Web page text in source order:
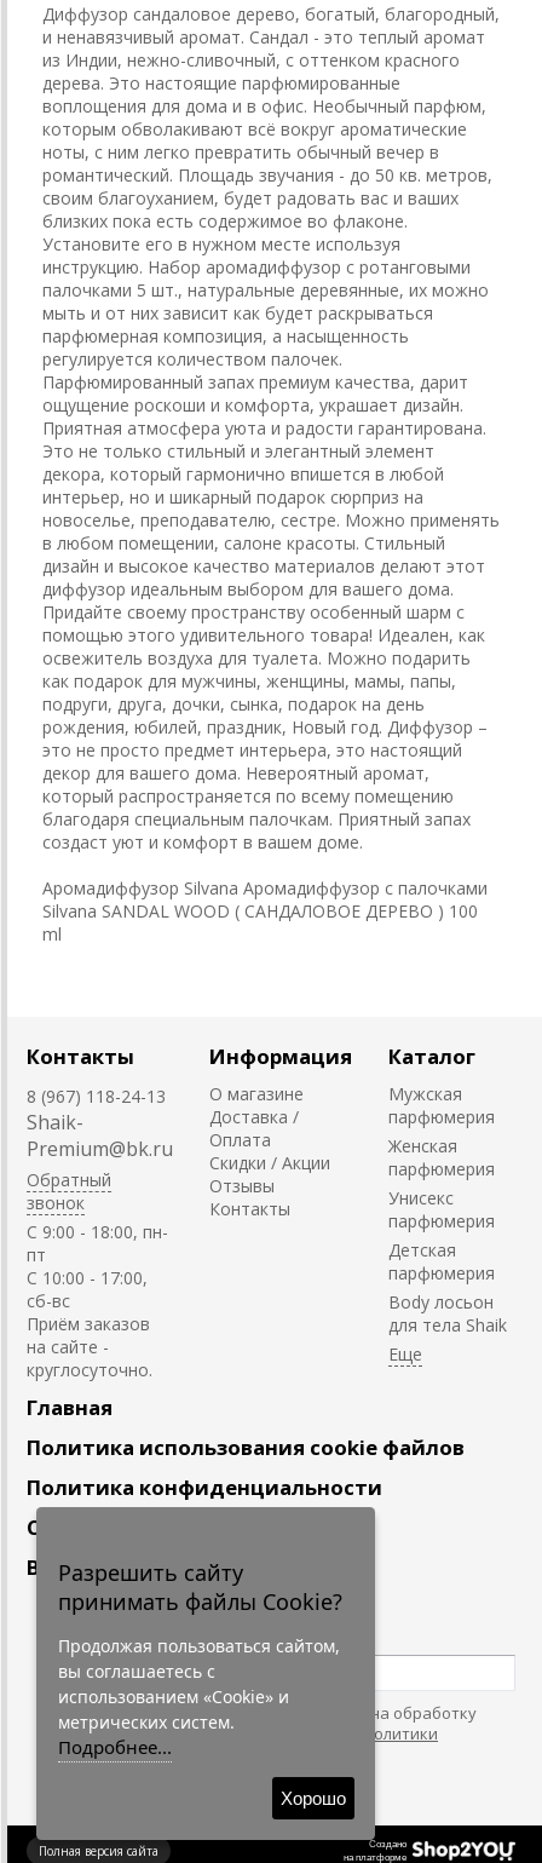
Диффузор сандаловое дерево, богатый, благородный,
и ненавязчивый аромат. Сандал - это теплый аромат
из Индии, нежно-сливочный, с оттенком красного
дерева. Это настоящие парфюмированные
воплощения для дома и в офис. Необычный парфюм,
которым обволакивают всё вокруг ароматические
ноты, с ним легко превратить обычный вечер в
романтический. Площадь звучания - до 50 кв. метров,
своим благоуханием, будет радовать вас и ваших
близких пока есть содержимое во флаконе.
Установите его в нужном месте используя
инструкцию. Набор аромадиффузор с ротанговыми
палочками 5 шт., натуральные деревянные, их можно
мыть и от них зависит как будет раскрываться
парфюмерная композиция, а насыщенность
регулируется количеством палочек.
Парфюмированный запах премиум качества, дарит
ощущение роскоши и комфорта, украшает дизайн.
Приятная атмосфера уюта и радости гарантирована.
Это не только стильный и элегантный элемент
декора, который гармонично впишется в любой
интерьер, но и шикарный подарок сюрприз на
новоселье, преподавателю, сестре. Можно применять
в любом помещении, салоне красоты. Стильный
дизайн и высокое качество материалов делают этот
диффузор идеальным выбором для вашего дома.
Придайте своему пространству особенный шарм с
помощью этого удивительного товара! Идеален, как
освежитель воздуха для туалета. Можно подарить
как подарок для мужчины, женщины, мамы, папы,
подруги, друга, дочки, сынка, подарок на день
рождения, юбилей, праздник, Новый год. Диффузор –
это не просто предмет интерьера, это настоящий
декор для вашего дома. Невероятный аромат,
который распространяется по всему помещению
благодаря специальным палочкам. Приятный запах
создаст уют и комфорт в вашем доме.
Аромадиффузор Silvana Аромадиффузор с палочками
Silvana SANDAL WOOD ( САНДАЛОВОЕ ДЕРЕВО ) 100
ml
Контакты
8 (967) 118-24-13
Shaik-
Premium@bk.ru
Обратный
звонок
C 9:00 - 18:00, пн-
пт
С 10:00 - 17:00,
сб-вс
Приём заказов
на сайте -
круглосуточно.
Информация
О магазине
Доставка /
Оплата
Скидки / Акции
Отзывы
Контакты
Каталог
Мужская
парфюмерия
Женская
парфюмерия
Унисекс
парфюмерия
Детская
парфюмерия
Body лосьон
для тела Shaik
Главная
Политика использования cookie файлов
Политика конфиденциальности
Сотрудничество
Вакансии
Подпишитесь
Нажимая на кнопку, я даю согласие на обработку
персональных данных. С условиями
"Политики
Конфидециальности"
Создано
на платформе
Полная версия сайта
Разрешить сайту
принимать файлы Cookie?
Продолжая пользоваться сайтом,
вы соглашаетесь с
использованием «Cookie» и
метрических систем.
Подробнее...
Хорошо